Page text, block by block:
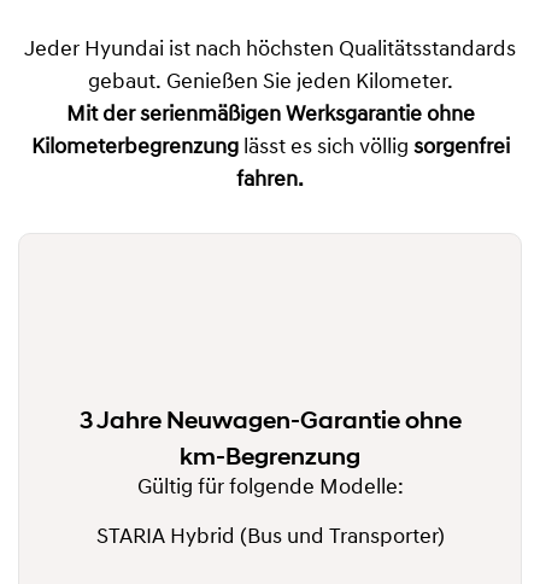
Jeder Hyundai ist nach höchsten Qualitätsstandards
gebaut. Genießen Sie jeden Kilometer.
Mit derserienmäßigen Werksgarantie ohne
Kilometerbegrenzunglässt es sich völlig sorgenfrei
fahren.
3 Jahre Neuwagen-Garantie ohne
km-Begrenzung
Gültig für folgende Modelle:
STARIA Hybrid (Bus und Transporter)